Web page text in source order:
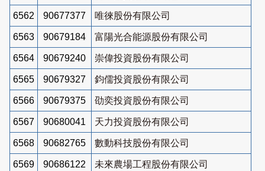
6562 90677377 唯徠股份有限公司
6563 90679184 富陽光合能源股份有限公司
6564 90679240 崇偉投資股份有限公司
6565 90679327 鈞儒投資股份有限公司
6566 90679375 劭奕投資股份有限公司
6567 90680041 天力投資股份有限公司
6568 90682765 數動科技股份有限公司
6569 90686122 未來農場工程股份有限公司